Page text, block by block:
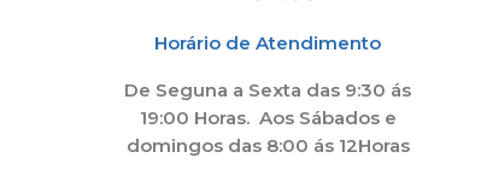
Horário de Atendimento
De Seguna a Sexta das 9:30 ás
19:00 Horas. Aos Sábados e
domingos das 8:00 ás 12Horas